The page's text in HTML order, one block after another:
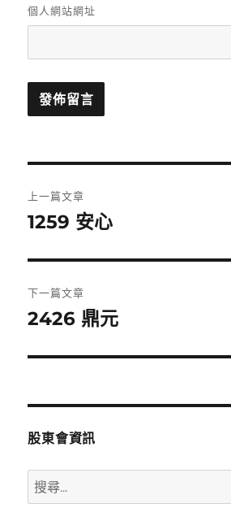
個人網站網址
章
覽
上一篇文章
上
篇
文
章:
1259 安心
下一篇文章
下
篇
章:
2426 鼎元
股東會資訊
搜
尋